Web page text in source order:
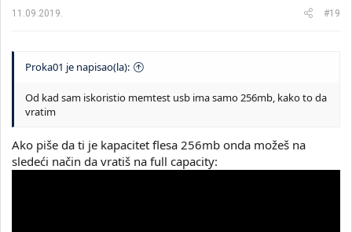
11.09.2019. #19
Proka01 je napisao(la):
Od kad sam iskoristio memtest usb ima samo 256mb, kako to da
vratim
Ako piše da ti je kapacitet flesa 256mb onda možeš na
sledeći način da vratiš na full capacity: